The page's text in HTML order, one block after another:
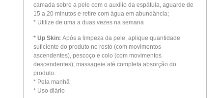
camada sobre a pele com o auxílio da espátula, aguarde de
15 a 20 minutos e retire com água em abundância;
* Utilize de uma a duas vezes na semana
* Up Skin: Após a limpeza da pele, aplique quantidade
suficiente do produto no rosto (com movimentos
ascendentes), pescoço e colo (com movimentos
descendentes), massageie até completa absorção do
produto.
* Pela manhã
* Uso diário